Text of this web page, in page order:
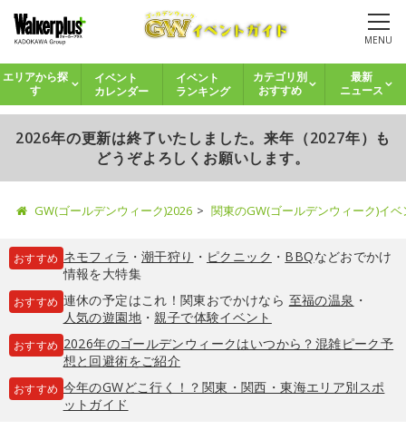
MENU
エリアから探
す
イベント
カレンダー
イベント
ランキング
カテゴリ別
おすすめ
最新
ニュース
2026年の更新は終了いたしました。来年（2027年）も
どうぞよろしくお願いします。
GW(ゴールデンウィーク)2026 関東のGW(ゴールデンウィーク)イ
おすすめ ネモフィラ ・ 潮干狩り ・ ピクニック ・ BBQなどおでかけ
情報を大特集
おすすめ 連休の予定はこれ！関東おでかけなら 至福の温泉 ・
人気の遊園地・親子で体験イベント
おすすめ 2026年のゴールデンウィークはいつから？混雑ピーク予
想と回避術をご紹介
おすすめ 今年のGWどこ行く！？関東・関西・東海エリア別スポ
ットガイド